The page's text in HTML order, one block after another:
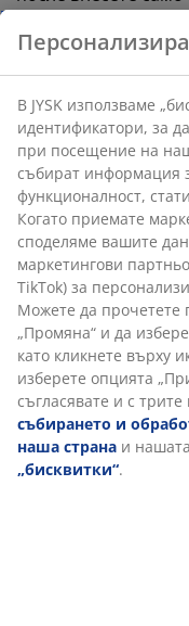
2. Функционална
Всяка част от
трябва да има ясна
комбинирате
изберете мебели -
приятни на външен
ще Ви спести място
3. Поставете
Ограничете се
стаята. Може и да
но поне няма да
излишни вещи.
4. Стремете се
В JYSK използваме
идентификатори, за
при посещение на
събират информация
функционалност,
Когато приемате
споделяме вашите
маркетингови
TikTok) за
Можете да прочетете
„Промяна“ и да
като кликнете върху
изберете опцията
съгласявате и с
събирането и
наша страна и нашата
„бисквитки“.